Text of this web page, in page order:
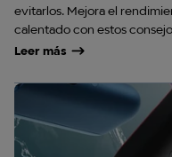
evitarlos. Mejora el
calentado con estos
Leer más